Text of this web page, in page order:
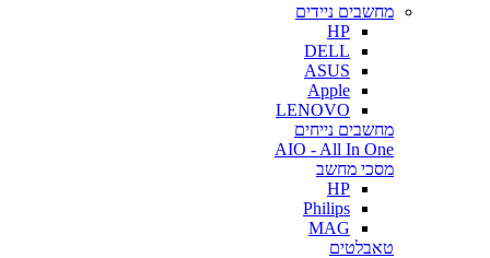
מחשבים ניידים
HP
DELL
ASUS
Apple
LENOVO
מחשבים נייחים
AIO - All In One
מסכי מחשב
HP
Philips
MAG
טאבלטים